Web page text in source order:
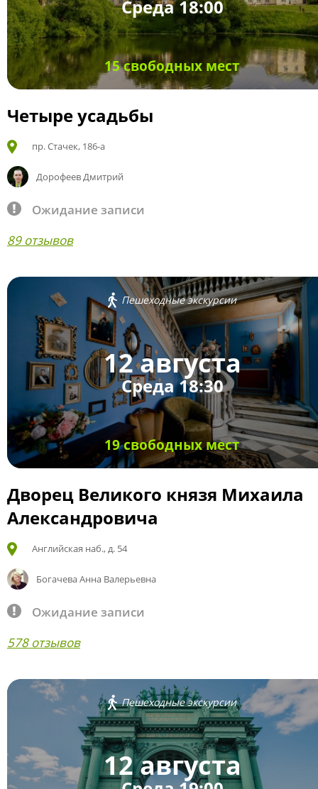
Среда 18:00
15 свободных мест
Четыре усадьбы
пр. Стачек, 186-а
Дорофеев Дмитрий
Ожидание записи
89 отзывов
Пешеходные экскурсии
12 августа
Среда 18:30
19 свободных мест
Дворец Великого князя Михаила
Александровича
Английская наб., д. 54
Богачева Анна Валерьевна
Ожидание записи
578 отзывов
Пешеходные экскурсии
12 августа